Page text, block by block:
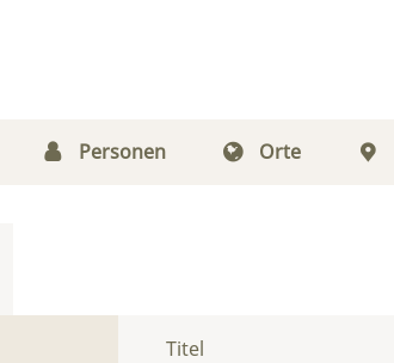
Personen Orte
Titel